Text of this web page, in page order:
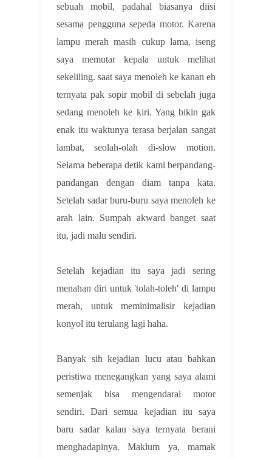
sebuah mobil, padahal biasanya diisi
sesama pengguna sepeda motor. Karena
lampu merah masih cukup lama, iseng
saya memutar kepala untuk melihat
sekeliling. saat saya menoleh ke kanan eh
ternyata pak sopir mobil di sebelah juga
sedang menoleh ke kiri. Yang bikin gak
enak itu waktunya terasa berjalan sangat
lambat, seolah-olah di-slow motion.
Selama beberapa detik kami berpandang-
pandangan dengan diam tanpa kata.
Setelah sadar buru-buru saya menoleh ke
arah lain. Sumpah akward banget saat
itu, jadi malu sendiri.
Setelah kejadian itu saya jadi sering
menahan diri untuk 'tolah-toleh' di lampu
merah, untuk meminimalisir kejadian
konyol itu terulang lagi haha.
Banyak sih kejadian lucu atau bahkan
peristiwa menegangkan yang saya alami
semenjak bisa mengendarai motor
sendiri. Dari semua kejadian itu saya
baru sadar kalau saya ternyata berani
menghadapinya. Maklum ya, mamak